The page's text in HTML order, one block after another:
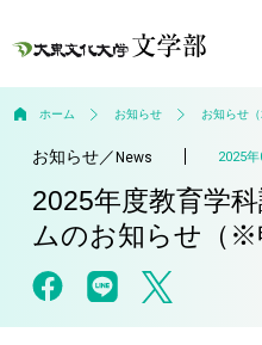
ホーム お知らせ お知らせ
お知らせ／ News 2025
2025年度教育学
ムのお知らせ（※